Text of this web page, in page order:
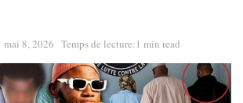
mai 8, 2026 Temps de lecture:1 min read